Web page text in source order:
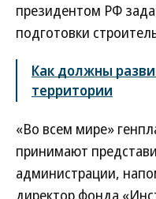
президентом РФ
подготовки
Как должны
территории
«Во всем мире»
принимают
администрации,
директор фонда